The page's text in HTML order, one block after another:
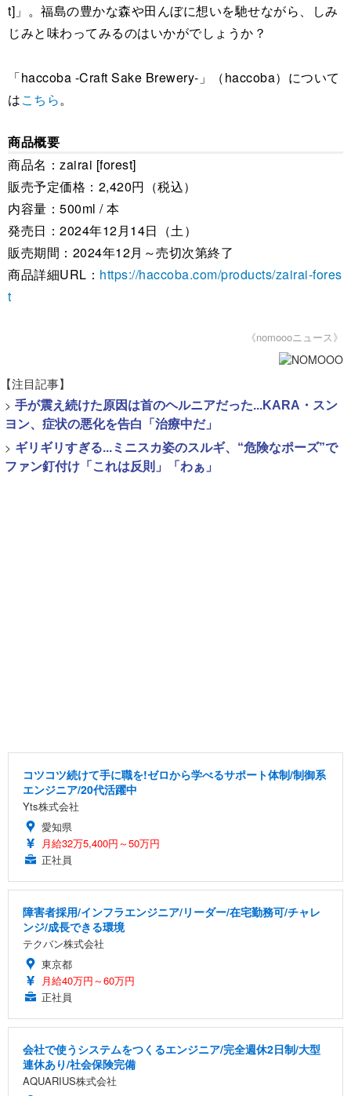
t]」。福島の豊かな森や田んぼに想いを馳せながら、しみ
じみと味わってみるのはいかがでしょうか？
「haccoba -Craft Sake Brewery-」（haccoba）について
はこちら。
商品概要
商品名：zairai [forest]
販売予定価格：2,420円（税込）
内容量：500ml / 本
発売日：2024年12月14日（土）
販売期間：2024年12月～売切次第終了
商品詳細URL： https://haccoba.com/products/zairai-fores
t
《nomoooニュース》
【注目記事】
> 手が震え続けた原因は首のヘルニアだった...KARA・スン
ヨン、症状の悪化を告白「治療中だ」
> ギリギリすぎる...ミニスカ姿のスルギ、“危険なポーズ”で
ファン釘付け「これは反則」「わぁ」
コツコツ続けて手に職を!ゼロから学べるサポート体制/制御系
エンジニア/20代活躍中
Yts株式会社
愛知県
月給32万5,400円～50万円
正社員
障害者採用/インフラエンジニア/リーダー/在宅勤務可/チャレ
ンジ/成長できる環境
テクバン株式会社
東京都
月給40万円～60万円
正社員
会社で使うシステムをつくるエンジニア/完全週休2日制/大型
連休あり/社会保険完備
AQUARIUS株式会社